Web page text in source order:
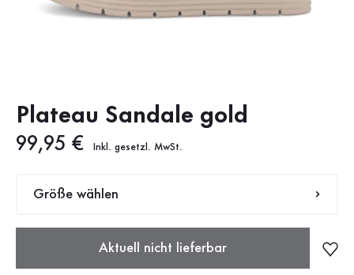
Plateau Sandale gold
Neuer Preis
99,95 € Inkl. gesetzl. MwSt.
Größe wählen
Aktuell nicht lieferbar